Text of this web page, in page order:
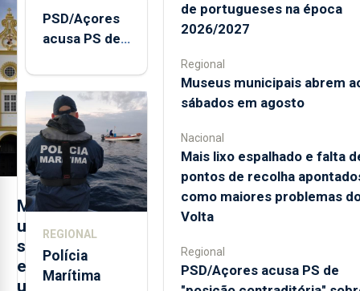
M
u
s
e
u
PSD/Açores
acusa PS de
contraditória"
sobre
evolução
turística
REGIONAL
Polícia
Marítima
de portugueses na época
2026/2027
Regional
Museus municipais abrem
sábados em agosto
Nacional
Mais lixo espalhado e falta
pontos de recolha
como maiores problemas
Volta
Regional
PSD/Açores acusa PS de